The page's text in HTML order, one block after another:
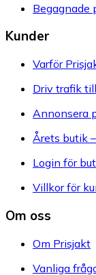
Begagnade
Kunder
Varför
Driv trafik
Annonsera
Årets butik
Login för
Villkor för
Om oss
Om Prisjakt
Vanliga